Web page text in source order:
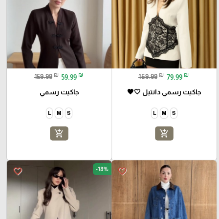
169.99 ₪ 79.99 ₪
جاكيت رسمي دانتيل 🤍🖤
S
M
L
add_shopping_cart
159.99 ₪ 59.99 ₪
جاكيت رسمي
S
M
L
add_shopping_cart
favorite_border
favorite_border -18%